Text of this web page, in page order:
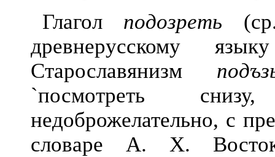
Глагол подозреть
древнерусскому
Старославянизм
`посмотреть
недоброжелательно, с
словаре А. X.